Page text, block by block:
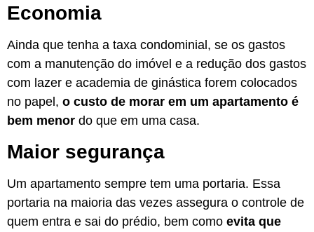
Economia
Ainda que tenha a taxa condominial, se os gastos
com a manutenção do imóvel e a redução dos gastos
com lazer e academia de ginástica forem colocados
no papel, o custo de morar em um apartamento é
bem menor do que em uma casa.
Maior segurança
Um apartamento sempre tem uma portaria. Essa
portaria na maioria das vezes assegura o controle de
quem entra e sai do prédio, bem como evita que